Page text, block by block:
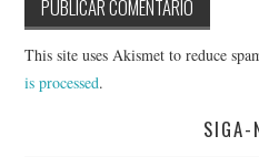
JOÃO MONTEIRO LIMA
This site uses Akismet to reduce
is processed.
SIGA-